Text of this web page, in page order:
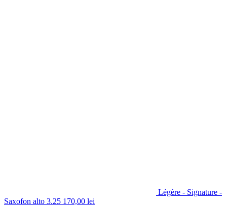
Légère - Signature -
Saxofon alto 3.25 170,00 lei